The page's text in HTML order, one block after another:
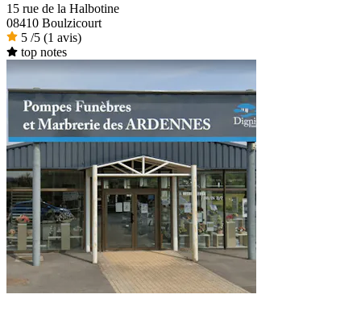
15 rue de la Halbotine
08410 Boulzicourt
5 /5 (1 avis)
top notes